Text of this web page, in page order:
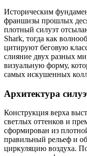
Историческим
франшизы прошлых
плотный силуэт
Shark, тогда как
цитируют беговую
слияние двух разных
визуальную форму,
самых искушенных
Архитектура
Конструкция верха
светлых оттенков и
сформирован из
правильный рельеф и
циркуляцию воздуха.